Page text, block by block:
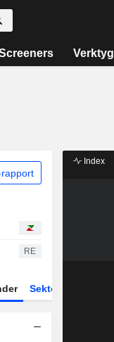
Verktyg
RE
Sektor
Index